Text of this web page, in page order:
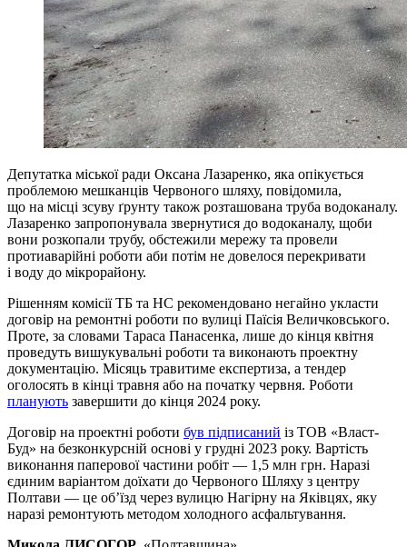
Депутатка міської ради Оксана Лазаренко, яка опікується
проблемою мешканців Червоного шляху, повідомила,
що на місці зсуву ґрунту також розташована труба водоканалу.
Лазаренко запропонувала звернутися до водоканалу, щоби
вони розкопали трубу, обстежили мережу та провели
протиаварійні роботи аби потім не довелося перекривати
і воду до мікрорайону.
Рішенням комісії ТБ та НС рекомендовано негайно укласти
договір на ремонтні роботи по вулиці Паїсія Величковського.
Проте, за словами Тараса Панасенка, лише до кінця квітня
проведуть вишукувальні роботи та виконають проектну
документацію. Місяць травитиме експертиза, а тендер
оголосять в кінці травня або на початку червня. Роботи
планують завершити до кінця 2024 року.
Договір на проектні роботи був підписаний із ТОВ «Власт-
Буд» на безконкурсній основі у грудні 2023 року. Вартість
виконання паперової частини робіт — 1,5 млн грн. Наразі
єдиним варіантом доїхати до Червоного Шляху з центру
Полтави — це об’їзд через вулицю Нагірну на Яківцях, яку
наразі ремонтують методом холодного асфальтування.